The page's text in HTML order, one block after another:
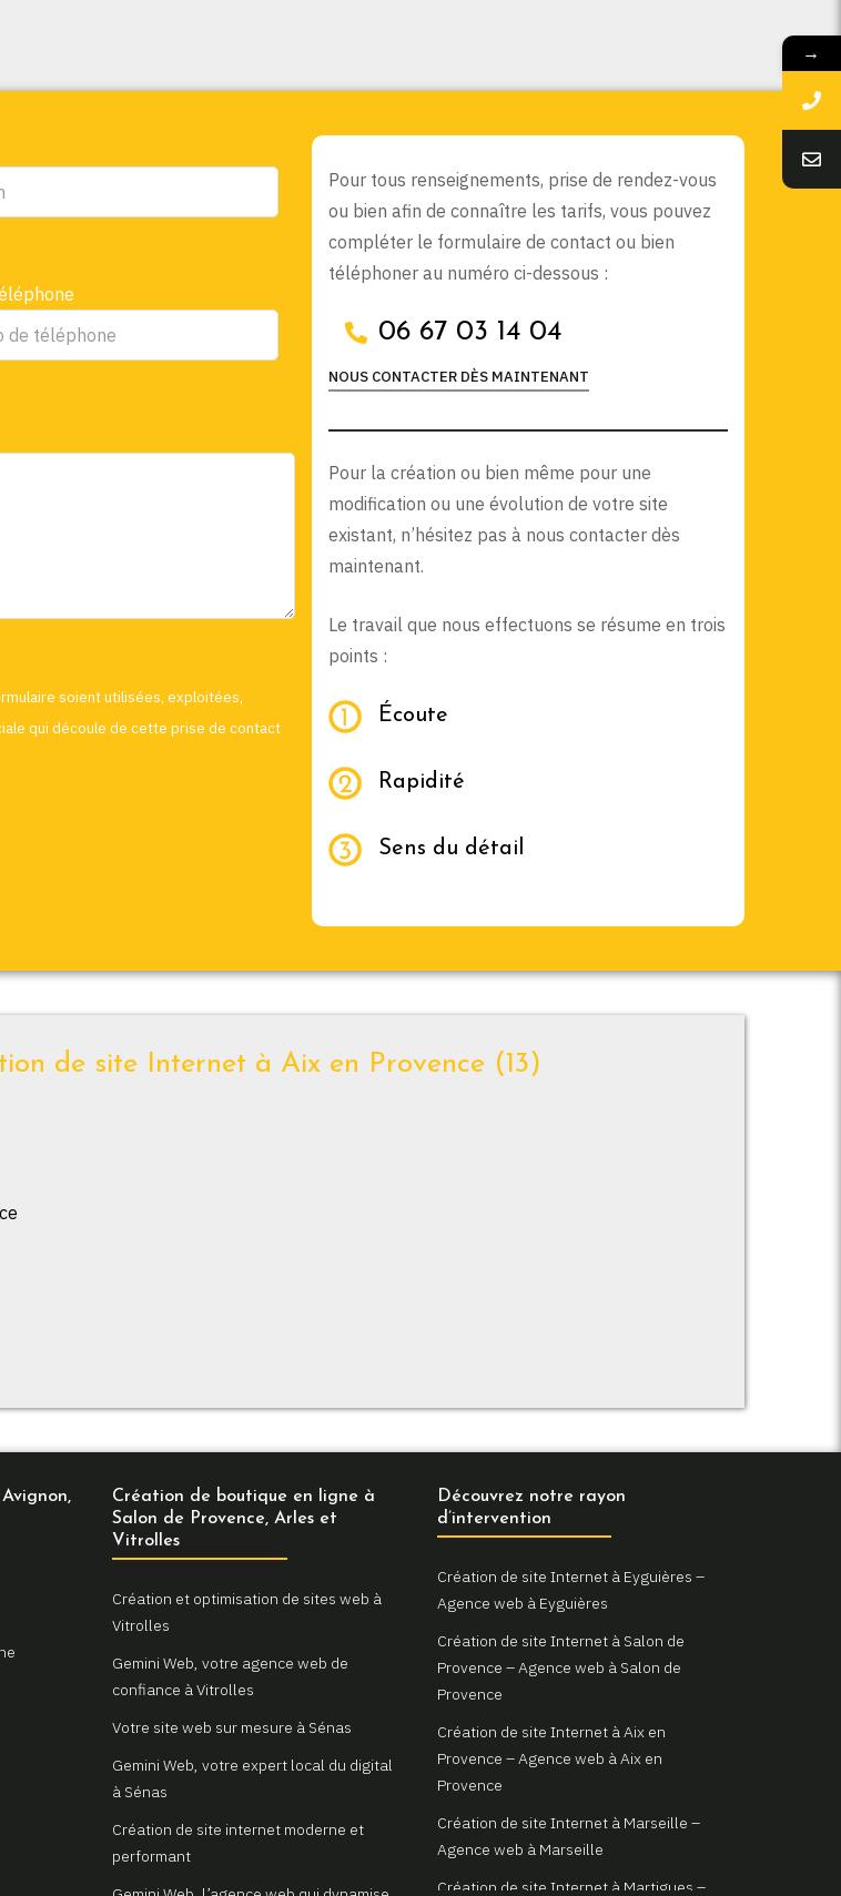
soient utilisées, exploitées,
qui découle de cette prise de contact
Pour tous renseignements, prise de rendez-vous
ou bien afin de connaître les tarifs, vous pouvez
compléter le formulaire de contact ou bien
téléphoner au numéro ci-dessous :
06 67 03 14 04
NOUS CONTACTER DÈS MAINTENANT
Pour la création ou bien même pour une
modification ou une évolution de votre site
existant, n’hésitez pas à nous contacter dès
maintenant.
Le travail que nous effectuons se résume en trois
points :
Écoute
Rapidité
Sens du détail
de site Internet à Aix en Provence (13)
Création de boutique en ligne à
Salon de Provence, Arles et
Vitrolles
Création et optimisation de sites web à
Vitrolles
Gemini Web, votre agence web de
confiance à Vitrolles
Votre site web sur mesure à Sénas
Gemini Web, votre expert local du digital
à Sénas
Création de site internet moderne et
performant
Découvrez notre rayon
d’intervention
Création de site Internet à Eyguières –
Agence web à Eyguières
Création de site Internet à Salon de
Provence – Agence web à Salon de
Provence
Création de site Internet à Aix en
Provence – Agence web à Aix en
Provence
Création de site Internet à Marseille –
Agence web à Marseille
Création de site Internet à Martigues –
→